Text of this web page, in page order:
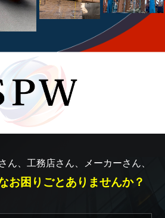
ん、工務店さん、メーカーさん、
お困りごとありませんか？